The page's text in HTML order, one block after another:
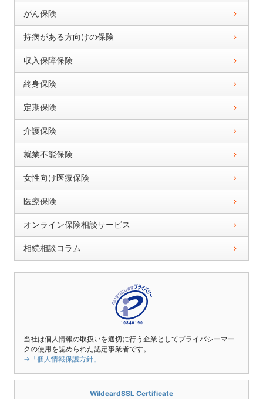
がん保険
持病がある方向けの保険
収入保障保険
終身保険
定期保険
介護保険
就業不能保険
女性向け医療保険
医療保険
オンライン保険相談サービス
相続相談コラム
当社は個人情報の取扱いを適切に行う企業としてプライバシーマー
クの使用を認められた認定事業者です。
→「個人情報保護方針」
WildcardSSL Certificate